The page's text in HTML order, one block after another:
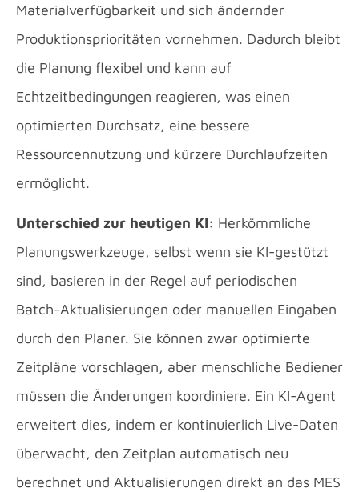
Materialverfügbarkeit und sich ändernder
Produktionsprioritäten vornehmen. Dadurch bleibt
die Planung flexibel und kann auf
Echtzeitbedingungen reagieren, was einen
optimierten Durchsatz, eine bessere
Ressourcennutzung und kürzere Durchlaufzeiten
ermöglicht.
Unterschied zur heutigen KI: Herkömmliche
Planungswerkzeuge, selbst wenn sie KI-gestützt
sind, basieren in der Regel auf periodischen
Batch-Aktualisierungen oder manuellen Eingaben
durch den Planer. Sie können zwar optimierte
Zeitpläne vorschlagen, aber menschliche Bediener
müssen die Änderungen koordiniere. Ein KI-Agent
erweitert dies, indem er kontinuierlich Live-Daten
überwacht, den Zeitplan automatisch neu
berechnet und Aktualisierungen direkt an das MES